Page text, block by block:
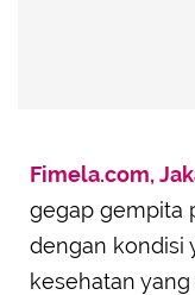
Fimela.com,
gegap gempita
dengan kondisi
kesehatan